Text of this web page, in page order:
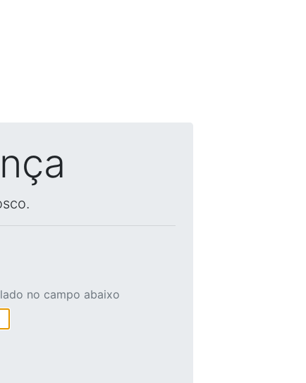
no campo abaixo